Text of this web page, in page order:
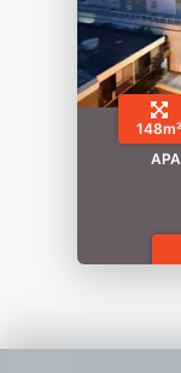
148m²